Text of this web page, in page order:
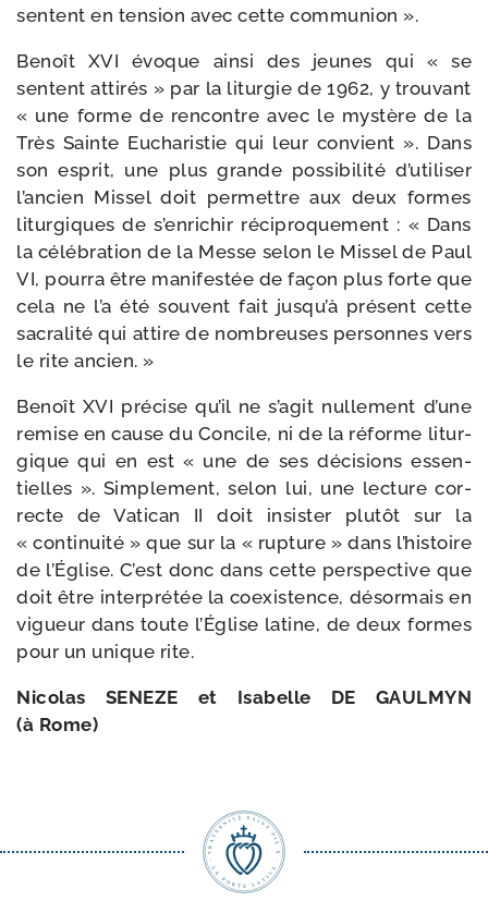
sentent en ten­sion avec cette communion ».
Benoît XVI évoque ain­si des jeunes qui « se
sentent atti­rés » par la litur­gie de 1962, y trou­vant
« une forme de ren­contre avec le mys­tère de la
Très Sainte Eucharistie qui leur convient ». Dans
son esprit, une plus grande pos­si­bi­li­té d’utiliser
l’ancien Missel doit per­mettre aux deux formes
litur­giques de s’enrichir réci­pro­que­ment : « Dans
la célé­bra­tion de la Messe selon le Missel de Paul
VI, pour­ra être mani­fes­tée de façon plus forte que
cela ne l’a été sou­vent fait jusqu’à pré­sent cette
sacra­li­té qui attire de nom­breuses per­sonnes vers
le rite ancien. »
Benoît XVI pré­cise qu’il ne s’agit nul­le­ment d’une
remise en cause du Concile, ni de la réforme litur­
gique qui en est « une de ses déci­sions essen­
tielles ». Simplement, selon lui, une lec­ture cor­
recte de Vatican II doit insis­ter plu­tôt sur la
« conti­nui­té » que sur la « rup­ture » dans l’histoire
de l’Église. C’est donc dans cette pers­pec­tive que
doit être inter­pré­tée la coexis­tence, désor­mais en
vigueur dans toute l’Église latine, de deux formes
pour un unique rite.
Nicolas SENEZE et Isabelle DE GAULMYN
(à Rome)